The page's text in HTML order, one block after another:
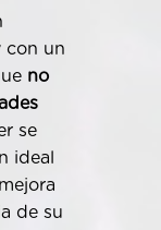
con un
no
se
ideal
de su